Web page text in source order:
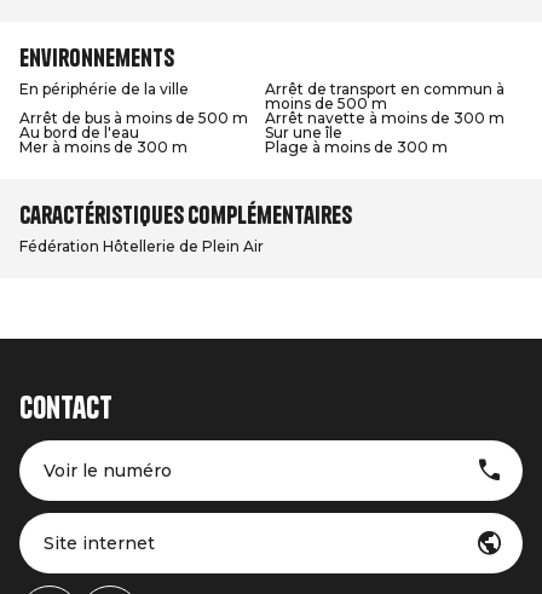
Environnements
En périphérie de la ville
Arrêt de transport en commun à
moins de 500 m
Arrêt de bus à moins de 500 m
Arrêt navette à moins de 300 m
Au bord de l'eau
Sur une île
Mer à moins de 300 m
Plage à moins de 300 m
Caractéristiques complémentaires
Fédération Hôtellerie de Plein Air
Contact
Voir le numéro
Site internet